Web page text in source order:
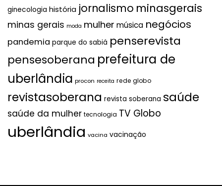
ginecologia história jornalismo minasgerais
minas gerais moda mulher música negócios
pandemia parque do sabiá penserevista
pensesoberana prefeitura de
uberlândia procon receita rede globo
revistasoberana revista soberana saúde
saúde da mulher tecnologia TV Globo
uberlândia vacina vacinação